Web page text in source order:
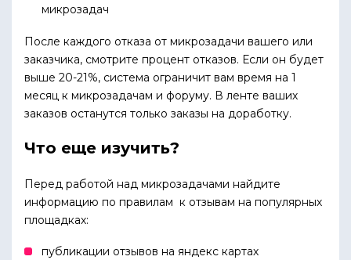
микрозадач
После каждого отказа от микрозадачи вашего или
заказчика, смотрите процент отказов. Если он будет
выше 20-21%, система ограничит вам время на 1
месяц к микрозадачам и форуму. В ленте ваших
заказов останутся только заказы на доработку.
Что еще изучить?
Перед работой над микрозадачами найдите
информацию по правилам к отзывам на популярных
площадках:
публикации отзывов на яндекс картах